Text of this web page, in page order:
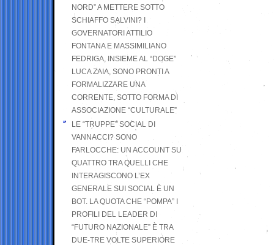
NORD” A METTERE SOTTO
SCHIAFFO SALVINI? I
GOVERNATORI ATTILIO
FONTANA E MASSIMILIANO
FEDRIGA, INSIEME AL “DOGE”
LUCA ZAIA, SONO PRONTI A
FORMALIZZARE UNA
CORRENTE, SOTTO FORMA DI
ASSOCIAZIONE “CULTURALE”
LE “TRUPPE” SOCIAL DI
VANNACCI? SONO
FARLOCCHE: UN ACCOUNT SU
QUATTRO TRA QUELLI CHE
INTERAGISCONO L’EX
GENERALE SUI SOCIAL È UN
BOT. LA QUOTA CHE “POMPA” I
PROFILI DEL LEADER DI
“FUTURO NAZIONALE” È TRA
DUE-TRE VOLTE SUPERIORE